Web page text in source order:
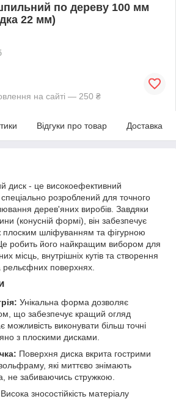
по дереву 100 мм
22 мм)
на сайті — 250 ₴
Відгуки про товар Доставка
диск - це високоефективний
розроблений для точного
дерев'яних виробів. Завдяки
(конусній формі), він забезпечує
плоским шліфуванням та фігурною
робить його найкращим вибором для
місць, внутрішніх кутів та створення
рельєфних поверхнях.
Унікальна форма дозволяє
що забезпечує кращий огляд
можливість виконувати більш точні
з плоскими дисками.
Поверхня диска вкрита гострими
які миттєво знімають
не забиваючись стружкою.
Висока зносостійкість матеріалу